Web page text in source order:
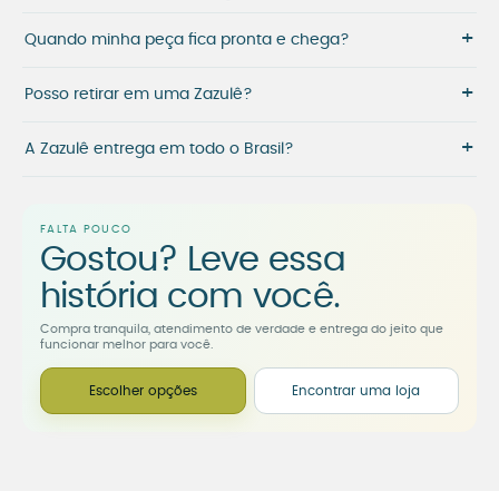
Quando minha peça fica pronta e chega? +
Posso retirar em uma Zazulê? +
A Zazulê entrega em todo o Brasil? +
FALTA POUCO
Gostou? Leve essa
história com você.
Compra tranquila, atendimento de verdade e entrega do jeito que
funcionar melhor para você.
Escolher opções Encontrar uma loja